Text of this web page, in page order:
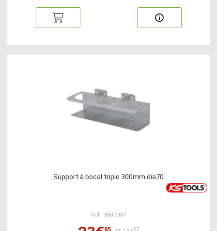
Support à bocal triple 300mm dia70
Ref : 860.0867
85 87